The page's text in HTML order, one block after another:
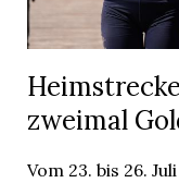
zweimal
Vom 23. bis 26.